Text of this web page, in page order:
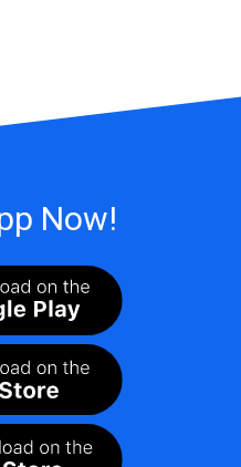
Now!